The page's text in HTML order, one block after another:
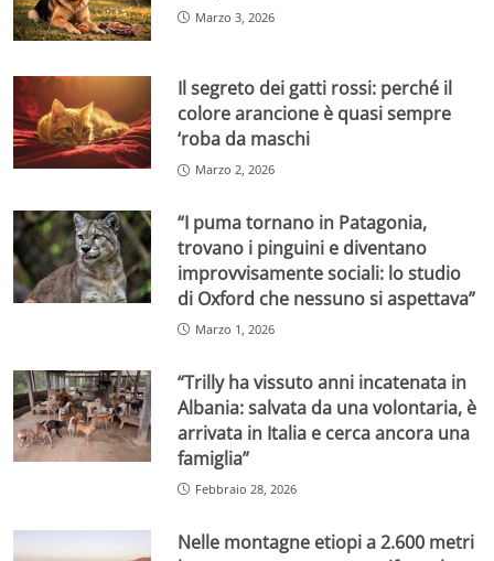
Marzo 3, 2026
Il segreto dei gatti rossi: perché il
colore arancione è quasi sempre
‘roba da maschi
Marzo 2, 2026
“I puma tornano in Patagonia,
trovano i pinguini e diventano
improvvisamente sociali: lo studio
di Oxford che nessuno si aspettava”
Marzo 1, 2026
“Trilly ha vissuto anni incatenata in
Albania: salvata da una volontaria, è
arrivata in Italia e cerca ancora una
famiglia”
Febbraio 28, 2026
Nelle montagne etiopi a 2.600 metri